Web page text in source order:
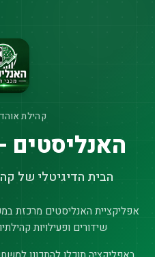
קהילת
האנליסטים
הבית הדיגיטלי של
אפליקציית האנליסטים מרכזת
שידורים ופעילויות